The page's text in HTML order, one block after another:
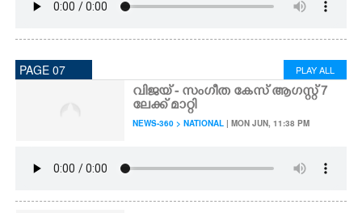
PAGE 07 PLAY ALL
വിജയ് - സംഗീത കേസ് ആഗസ്റ്റ് 7
ലേക്ക് മാറ്റി
NEWS-360 > NATIONAL | MON JUN, 11:38 PM